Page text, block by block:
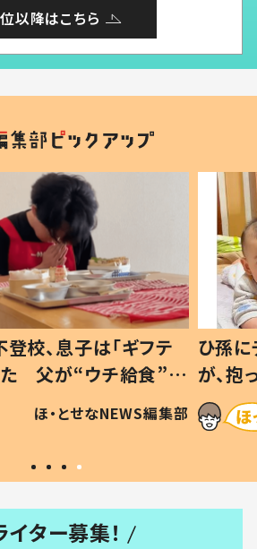
以降はこちら
校、息子は「ギフテ
た 父が“ウチ給食”を
理由とは #令和の親
ほ・とせなNEWS編集部
ひ孫
が、
「涙が
い」
イター募集！